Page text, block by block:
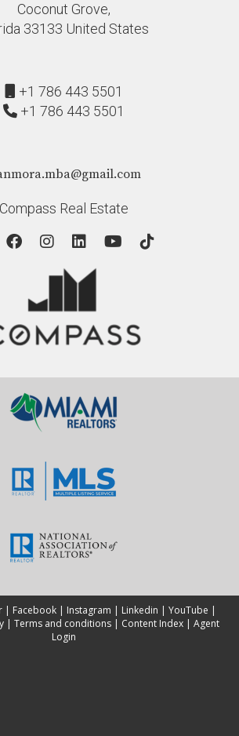
Coconut Grove,
33133 United States
+1 786 443 5501
+1 786 443 5501
Compass Real Estate
| Facebook | Instagram | Linkedin | YouTube |
| Terms and conditions | Content Index | Agent
Login